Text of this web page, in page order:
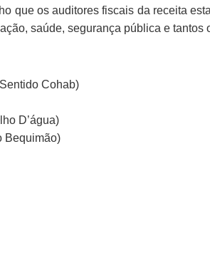
que os auditores fiscais da receita
saúde, segurança pública e
Cohab)
D’água)
Bequimão)